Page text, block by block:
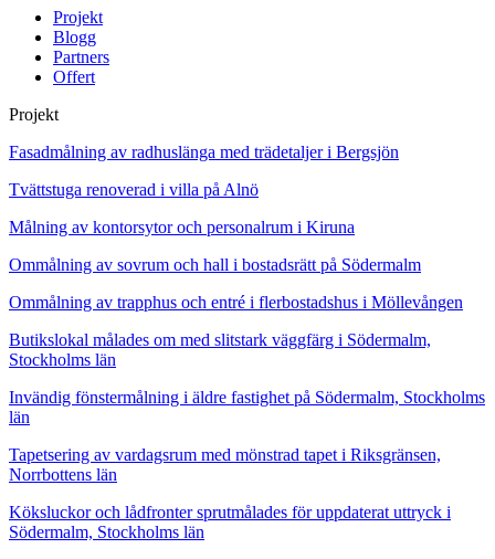
Projekt
Blogg
Partners
Offert
Projekt
Fasadmålning av radhuslänga med trädetaljer i Bergsjön
Tvättstuga renoverad i villa på Alnö
Målning av kontorsytor och personalrum i Kiruna
Ommålning av sovrum och hall i bostadsrätt på Södermalm
Ommålning av trapphus och entré i flerbostadshus i Möllevången
Butikslokal målades om med slitstark väggfärg i Södermalm,
Stockholms län
Invändig fönstermålning i äldre fastighet på Södermalm, Stockholms
län
Tapetsering av vardagsrum med mönstrad tapet i Riksgränsen,
Norrbottens län
Köksluckor och lådfronter sprutmålades för uppdaterat uttryck i
Södermalm, Stockholms län